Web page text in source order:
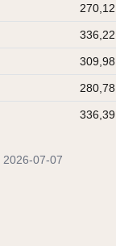
270,12
336,22
309,98
280,78
336,39
2026-07-07